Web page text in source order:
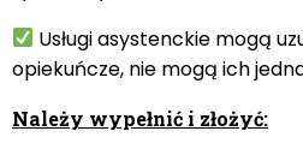
Usługi asystenckie mogą
opiekuńcze, nie mogą ich
Należy wypełnić i złożyć: